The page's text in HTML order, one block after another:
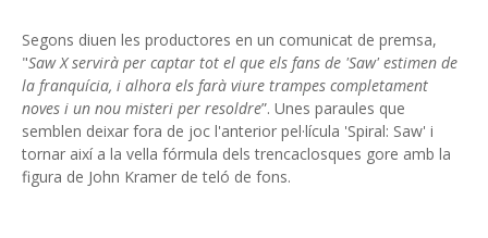
Segons diuen les productores en un comunicat de premsa,
"Saw X servirà per captar tot el que els fans de 'Saw' estimen de
la franquícia, i alhora els farà viure trampes completament
noves i un nou misteri per resoldre”. Unes paraules que
semblen deixar fora de joc l'anterior pel·lícula 'Spiral: Saw' i
tornar així a la vella fórmula dels trencaclosques gore amb la
figura de John Kramer de teló de fons.